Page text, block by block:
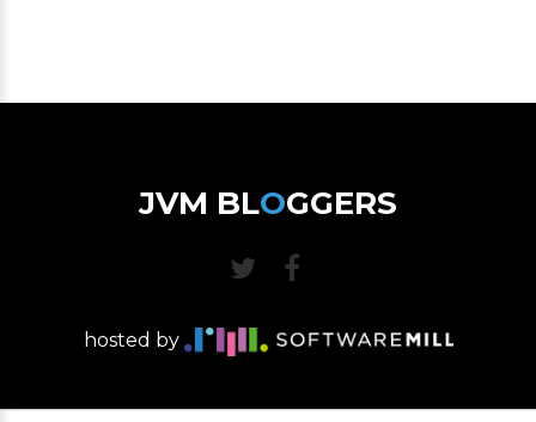
JVM BLOGGERS
hosted by